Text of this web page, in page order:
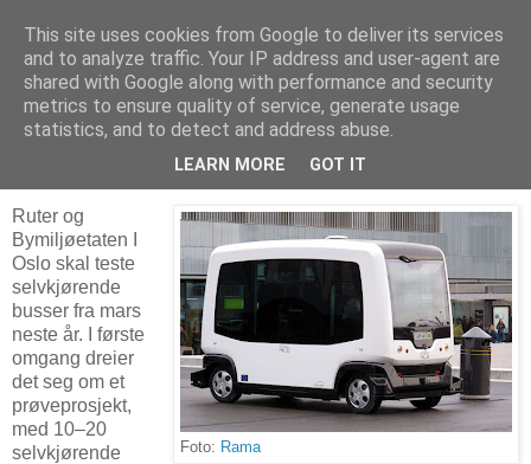
Arkitektur & Miljøteknologi
25 juni 2017
Selvkjørende busser i Oslo fra 2018
Foto: Rama
Ruter og
Bymiljøetaten I
Oslo skal teste
selvkjørende
busser fra mars
neste år. I første
omgang dreier
det seg om et
prøveprosjekt,
med 10–20
selvkjørende
This site uses cookies from Google to deliver its services
and to analyze traffic. Your IP address and user-agent are
shared with Google along with performance and security
metrics to ensure quality of service, generate usage
statistics, and to detect and address abuse.
LEARN MORE GOT IT